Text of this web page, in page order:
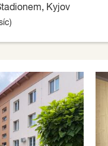
Kyjov